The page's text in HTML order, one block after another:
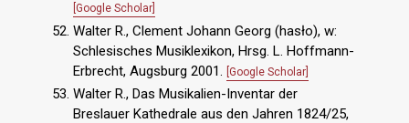
[Google Scholar]
Walter R., Clement Johann Georg (hasło), w:
Schlesisches Musiklexikon, Hrsg. L. Hoffmann-
Erbrecht, Augsburg 2001. [Google Scholar]
Walter R., Das Musikalien-Inventar der
Breslauer Kathedrale aus den Jahren 1824/25,